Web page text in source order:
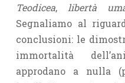
Teodicea, libertà
Segnaliamo al
conclusioni: le
immortalità
approdano a nulla